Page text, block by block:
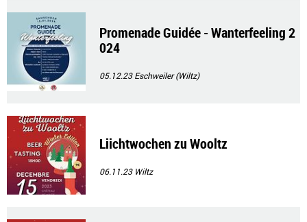
Promenade Guidée - Wanterfeeling 2
024
05.12.23Eschweiler (Wiltz)
Liichtwochen zu Wooltz
06.11.23 Wiltz